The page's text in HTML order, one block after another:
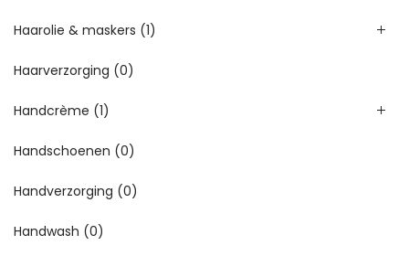
Haarolie & maskers (1)
Haarverzorging (0)
Handcrème (1)
Handschoenen (0)
Handverzorging (0)
Handwash (0)